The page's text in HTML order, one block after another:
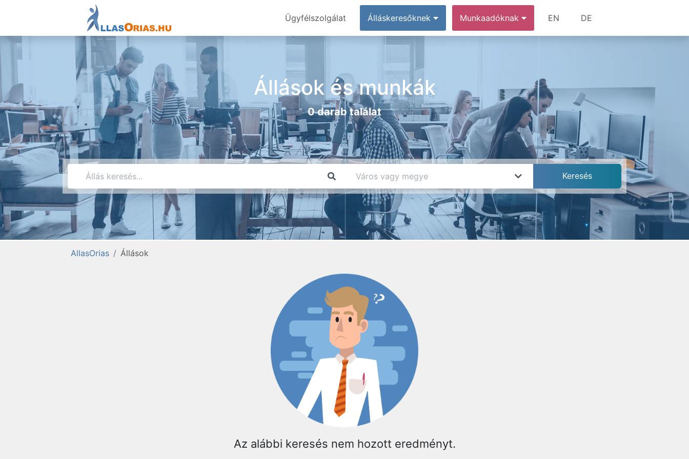
Ügyfélszolgálat Álláskeresőknek Munkaadóknak EN DE
Állások és munkák
0 darab találat
AllasOrias Állások
Az alábbi keresés nem hozott eredményt.